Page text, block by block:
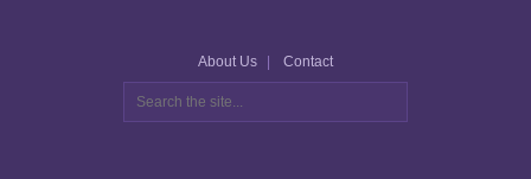
About Us Contact